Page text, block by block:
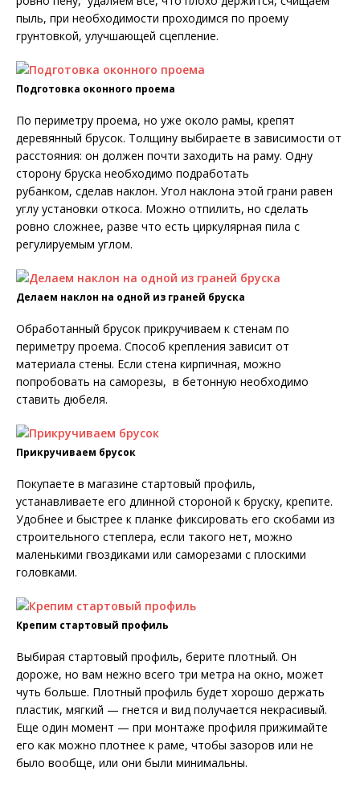
пыль, при необходимости проходимся по проему
грунтовкой, улучшающей сцепление.
Подготовка оконного проема
По периметру проема, но уже около рамы, крепят
деревянный брусок. Толщину выбираете в зависимости от
расстояния: он должен почти заходить на раму. Одну
сторону бруска необходимо подработать
рубанком, сделав наклон. Угол наклона этой грани равен
углу установки откоса. Можно отпилить, но сделать
ровно сложнее, разве что есть циркулярная пила с
регулируемым углом.
Делаем наклон на одной из граней бруска
Обработанный брусок прикручиваем к стенам по
периметру проема. Способ крепления зависит от
материала стены. Если стена кирпичная, можно
попробовать на саморезы, в бетонную необходимо
ставить дюбеля.
Прикручиваем брусок
Покупаете в магазине стартовый профиль,
устанавливаете его длинной стороной к бруску, крепите.
Удобнее и быстрее к планке фиксировать его скобами из
строительного степлера, если такого нет, можно
маленькими гвоздиками или саморезами с плоскими
головками.
Крепим стартовый профиль
Выбирая стартовый профиль, берите плотный. Он
дороже, но вам нежно всего три метра на окно, может
чуть больше. Плотный профиль будет хорошо держать
пластик, мягкий — гнется и вид получается некрасивый.
Еще один момент — при монтаже профиля прижимайте
его как можно плотнее к раме, чтобы зазоров или не
было вообще, или они были минимальны.